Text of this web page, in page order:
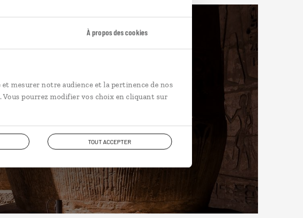
À propos des cookies
mesurer notre audience et la pertinence de nos
pourrez modifier vos choix en cliquant sur
TOUT ACCEPTER